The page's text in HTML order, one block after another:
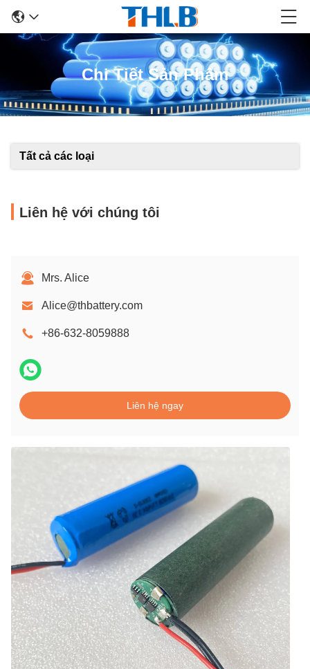
Chi Tiết Sản Phẩm
Tất cả các loại
Liên hệ với chúng tôi
Mrs. Alice
Alice@thbattery.com
+86-632-8059888
Liên hệ ngay